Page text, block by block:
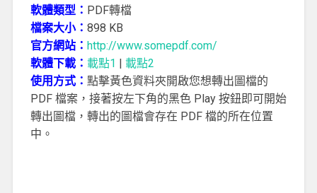
軟體類型： PDF轉檔
檔案大小： 898 KB
官方網站： http://www.somepdf.com/
軟體下載： 載點1 | 載點2
使用方式： 點擊黃色資料夾開啟您想轉出圖檔的
PDF 檔案，接著按左下角的黑色 Play 按鈕即可開始
轉出圖檔，轉出的圖檔會存在 PDF 檔的所在位置
中。